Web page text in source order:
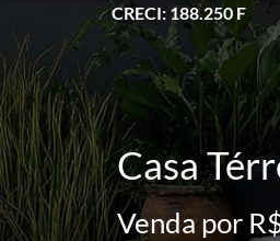
CRECI: 188.250 F
Casa
Venda por